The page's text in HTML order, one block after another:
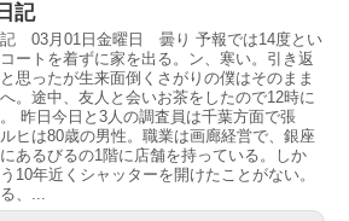
記
03月01日金曜日 曇り 予報では14度とい
ートを着ずに家を出る。ン、寒い。引き返
思ったが生来面倒くさがりの僕はそのまま
。途中、友人と会いお茶をしたので12時に
昨日今日と3人の調査員は千葉方面で張
ヒは80歳の男性。職業は画廊経営で、銀座
あるびるの1階に店舗を持っている。しか
10年近くシャッターを開けたことがない。
、...